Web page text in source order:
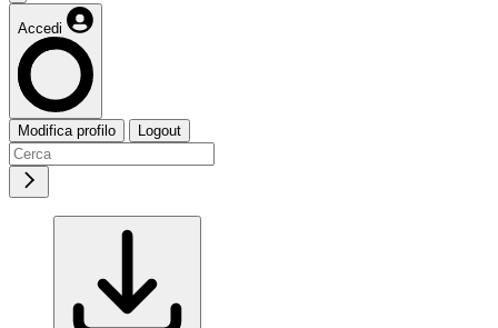
Accedi
Modifica profilo Logout